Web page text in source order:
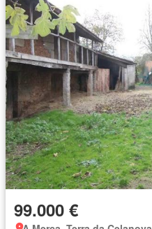
99.000 €